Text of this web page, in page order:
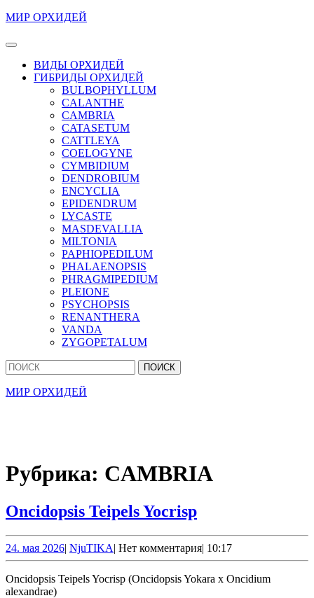
Перейти
содержимому
содержимому
МИР ОРХИДЕЙ
Кнопка
ОткрытьВИДЫ ОРХИДЕЙ
ГИБРИДЫ ОРХИДЕЙ
BULBOPHYLLUM
CALANTHE
CAMBRIA
CATASETUM
CATTLEYA
COELOGYNE
CYMBIDIUM
DENDROBIUM
ENCYCLIA
EPIDENDRUM
LYCASTE
MASDEVALLIA
MILTONIA
PAPHIOPEDILUM
PHALAENOPSIS
PHRAGMIPEDIUM
PLEIONE
PSYCHOPSIS
RENANTHERA
VANDA
ZYGOPETALUM
Кнопка
Закрыть
Найти:
МИР ОРХИДЕЙ
Рубрика: CAMBRIA
Oncidopsis Teipels YocrispOncidopsis
Yocrisp
24. мая 202624.
мая
2026
| NjuTIKANjuTIKA
| Нет комментария| 10:17
Oncidopsis Teipels Yocrisp (Oncidopsis Yokara x Oncidium
alexandrae)